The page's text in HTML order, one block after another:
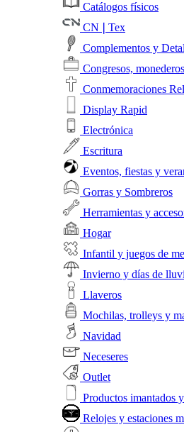
Catálogos físicos
CN❘Tex
Complementos y
Congresos,
Conmemoraciones
Display Rapid
Electrónica
Escritura
Eventos, fiestas y
Gorras y Sombreros
Herramientas y
Hogar
Infantil y juegos de
Invierno y días de
Llaveros
Mochilas, trolleys y
Navidad
Neceseres
Outlet
Productos imantados
Relojes y estaciones